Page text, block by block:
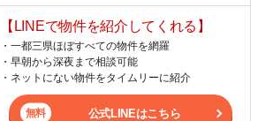
【LINEで物件を紹介してくれる】
・一都三県ほぼすべての物件を網羅
・早朝から深夜まで相談可能
・ネットにない物件をタイムリーに紹介
公式LINEはこちら